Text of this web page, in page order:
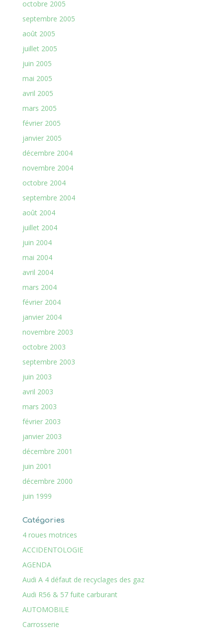
octobre 2005
septembre 2005
août 2005
juillet 2005
juin 2005
mai 2005
avril 2005
mars 2005
février 2005
janvier 2005
décembre 2004
novembre 2004
octobre 2004
septembre 2004
août 2004
juillet 2004
juin 2004
mai 2004
avril 2004
mars 2004
février 2004
janvier 2004
novembre 2003
octobre 2003
septembre 2003
juin 2003
avril 2003
mars 2003
février 2003
janvier 2003
décembre 2001
juin 2001
décembre 2000
juin 1999
Catégories
4 roues motrices
ACCIDENTOLOGIE
AGENDA
Audi A 4 défaut de recyclages des gaz
Audi R56 & 57 fuite carburant
AUTOMOBILE
Carrosserie